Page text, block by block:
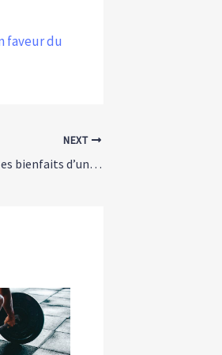
faveur du
NEXT
Pilates pour la vie : les bienfaits d’une activité physique en pleine conscience